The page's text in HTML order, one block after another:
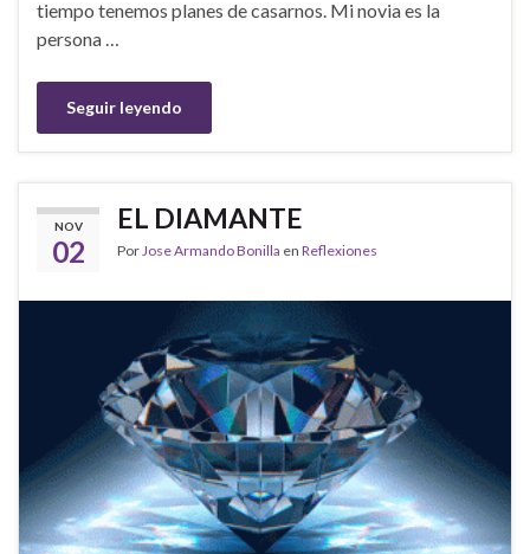
tiempo tenemos planes de casarnos. Mi novia es la
persona …
Seguir leyendo
NOV
02
EL DIAMANTE
PorJose Armando Bonilla en Reflexiones